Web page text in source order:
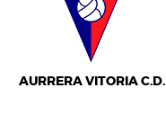
AURRERA VITORIA C.D.